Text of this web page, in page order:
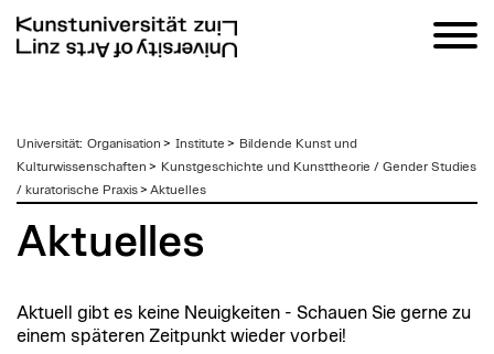
zum
Inhalt
Universität: Organisation > Institute > Bildende Kunst und
Kulturwissenschaften > Kunstgeschichte und Kunsttheorie / Gender Studies
/ kuratorische Praxis> Aktuelles
Aktuelles
Aktuell gibt es keine Neuigkeiten - Schauen Sie gerne zu
einem späteren Zeitpunkt wieder vorbei!